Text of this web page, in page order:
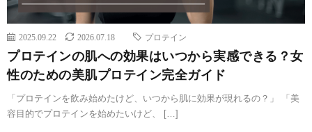
2025.09.22 2026.07.18 プロテイン
プロテインの肌への効果はいつから実感できる？女
性のための美肌プロテイン完全ガイド
「プロテインを飲み始めたけど、いつから肌に効果が現れるの？」 「美
容目的でプロテインを始めたいけど、 […]